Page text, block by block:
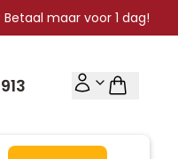
maar voor 1 dag!